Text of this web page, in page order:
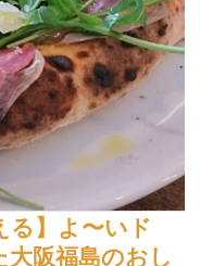
る】よ〜いド
阪福島のおし